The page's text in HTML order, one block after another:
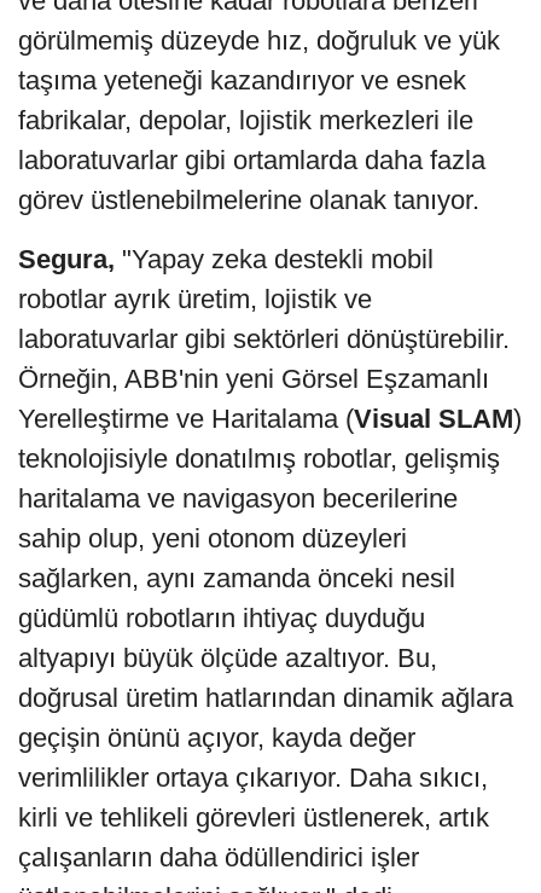
görülmemiş düzeyde hız, doğruluk ve yük
taşıma yeteneği kazandırıyor ve esnek
fabrikalar, depolar, lojistik merkezleri ile
laboratuvarlar gibi ortamlarda daha fazla
görev üstlenebilmelerine olanak tanıyor.
Segura, "Yapay zeka destekli mobil
robotlar ayrık üretim, lojistik ve
laboratuvarlar gibi sektörleri dönüştürebilir.
Örneğin, ABB'nin yeni Görsel Eşzamanlı
Yerelleştirme ve Haritalama (Visual SLAM)
teknolojisiyle donatılmış robotlar, gelişmiş
haritalama ve navigasyon becerilerine
sahip olup, yeni otonom düzeyleri
sağlarken, aynı zamanda önceki nesil
güdümlü robotların ihtiyaç duyduğu
altyapıyı büyük ölçüde azaltıyor. Bu,
doğrusal üretim hatlarından dinamik ağlara
geçişin önünü açıyor, kayda değer
verimlilikler ortaya çıkarıyor. Daha sıkıcı,
kirli ve tehlikeli görevleri üstlenerek, artık
çalışanların daha ödüllendirici işler